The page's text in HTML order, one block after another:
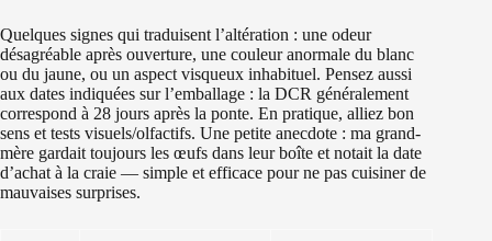
Quelques signes qui traduisent l’altération : une odeur
désagréable après ouverture, une couleur anormale du blanc
ou du jaune, ou un aspect visqueux inhabituel. Pensez aussi
aux dates indiquées sur l’emballage : la DCR généralement
correspond à 28 jours après la ponte. En pratique, alliez bon
sens et tests visuels/olfactifs. Une petite anecdote : ma grand-
mère gardait toujours les œufs dans leur boîte et notait la date
d’achat à la craie — simple et efficace pour ne pas cuisiner de
mauvaises surprises.